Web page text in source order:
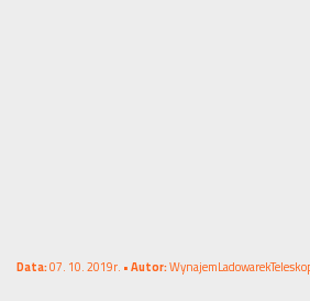
Data:07. 10. 2019r. •Autor: